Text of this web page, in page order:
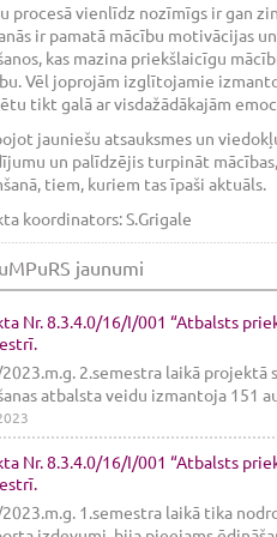
procesā vienlīdz nozīmīgs ir gan
ir pamatā mācību motivācijas
kas mazina priekšlaicīgu
Vēl joprojām izglītojamie
tikt galā ar visdažādākajām
jauniešu atsauksmes un
un palīdzējis turpināt
tiem, kuriem tas īpaši aktuāls.
koordinators: S.Grigale
jaunumi
Nr. 8.3.4.0/16/I/001 “Atbalsts
2.semestra laikā
atbalsta veidu izmantoja 151
Nr. 8.3.4.0/16/I/001 “Atbalsts
1.semestra laikā tika